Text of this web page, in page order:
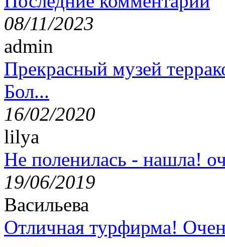
08/11/2023
admin
Прекрасный музей
Бол...
16/02/2020
lilya
Не поленилась - нашла!
19/06/2019
Васильева
Отличная турфирма!